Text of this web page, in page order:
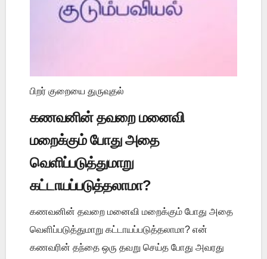
பிறர் குறையை துருவுதல்
கணவனின் தவறை மனைவி
மறைக்கும் போது அதை
வெளிப்படுத்துமாறு
கட்டாயப்படுத்தலாமா?
கணவனின் தவறை மனைவி மறைக்கும் போது அதை
வெளிப்படுத்துமாறு கட்டாயப்படுத்தலாமா? என்
கணவரின் தந்தை ஒரு தவறு செய்த போது அவரது